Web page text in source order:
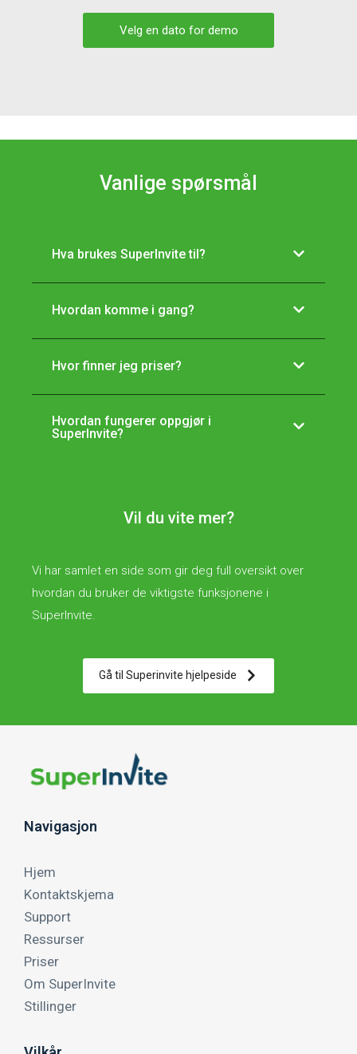
Velg en dato for demo
Vil du vite mer?
Vi har samlet en side som gir deg full oversikt over
hvordan du bruker de viktigste funksjonene i
SuperInvite.
Gå til Superinvite hjelpeside
Vanlige spørsmål
Hva brukes SuperInvite til?
Hvordan komme i gang?
Hvor finner jeg priser?
Hvordan fungerer oppgjør i
SuperInvite?
Navigasjon
Hjem
Kontaktskjema
Support
Ressurser
Priser
Om SuperInvite
Stillinger